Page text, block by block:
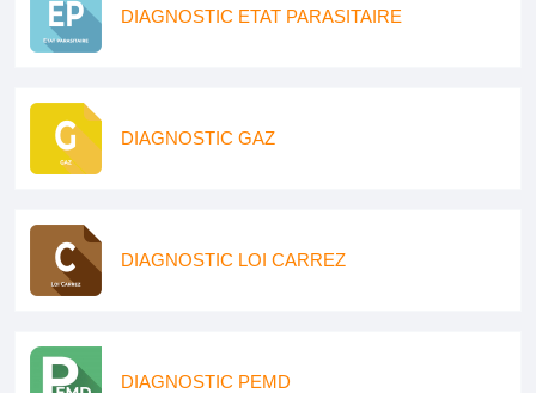
DIAGNOSTIC ETAT PARASITAIRE
DIAGNOSTIC GAZ
DIAGNOSTIC LOI CARREZ
DIAGNOSTIC PEMD